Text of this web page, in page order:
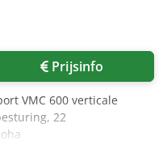
Prijsinfo
VMC 600 verticale
22